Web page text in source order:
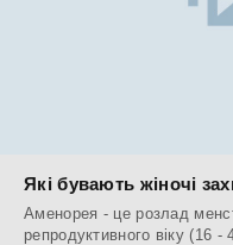
Які бувають жіночі
Аменорея - це розлад
репродуктивного віку (16 -